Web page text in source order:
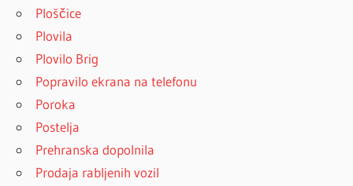
Ploščice
Plovila
Plovilo Brig
Popravilo ekrana na telefonu
Poroka
Postelja
Prehranska dopolnila
Prodaja rabljenih vozil